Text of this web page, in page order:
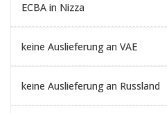
ECBA in Nizza
keine Auslieferung an VAE
keine Auslieferung an Russland